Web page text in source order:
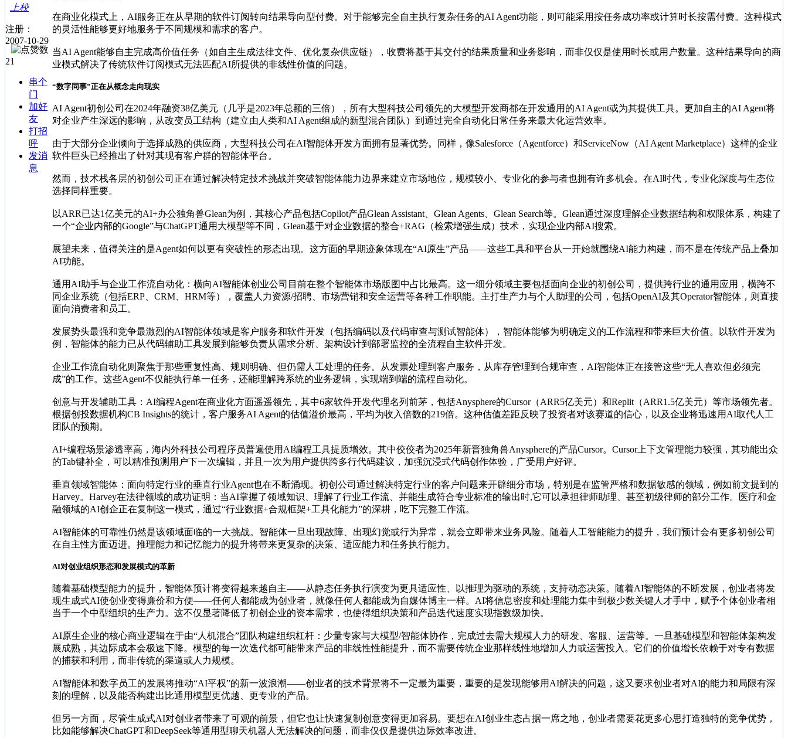
上校
注册：
2007-10-29
21
串个
门
加好
友
打招
呼
发消
息
在商业化模式上，AI服务正在从早期的软件订阅转向结果导向型付费。对于能够完全自主执行复杂任务的AI Agent功能，则可能采用按任务成功率或计算时长按需付费。这种模式
的灵活性能够更好地服务于不同规模和需求的客户。
当AI Agent能够自主完成高价值任务（如自主生成法律文件、优化复杂供应链），收费将基于其交付的结果质量和业务影响，而非仅仅是使用时长或用户数量。这种结果导向的商
业模式解决了传统软件订阅模式无法匹配AI所提供的非线性价值的问题。
“数字同事”正在从概念走向现实
AI Agent初创公司在2024年融资38亿美元（几乎是2023年总额的三倍），所有大型科技公司领先的大模型开发商都在开发通用的AI Agent或为其提供工具。更加自主的AI Agent将
对企业产生深远的影响，从改变员工结构（建立由人类和AI Agent组成的新型混合团队）到通过完全自动化日常任务来最大化运营效率。
由于大部分企业倾向于选择成熟的供应商，大型科技公司在AI智能体开发方面拥有显著优势。同样，像Salesforce（Agentforce）和ServiceNow（AI Agent Marketplace）这样的企业
软件巨头已经推出了针对其现有客户群的智能体平台。
然而，技术栈各层的初创公司正在通过解决特定技术挑战并突破智能体能力边界来建立市场地位，规模较小、专业化的参与者也拥有许多机会。在AI时代，专业化深度与生态位
选择同样重要。
以ARR已达1亿美元的AI+办公独角兽Glean为例，其核心产品包括Copilot产品Glean Assistant、Glean Agents、Glean Search等。Glean通过深度理解企业数据结构和权限体系，构建了
一个“企业内部的Google”与ChatGPT通用大模型等不同，Glean基于对企业数据的整合+RAG（检索增强生成）技术，实现企业内部AI搜索。
展望未来，值得关注的是Agent如何以更有突破性的形态出现。这方面的早期迹象体现在“AI原生”产品——这些工具和平台从一开始就围绕AI能力构建，而不是在传统产品上叠加
AI功能。
通用AI助手与企业工作流自动化：横向AI智能体创业公司目前在整个智能体市场版图中占比最高。这一细分领域主要包括面向企业的初创公司，提供跨行业的通用应用，横跨不
同企业系统（包括ERP、CRM、HRM等），覆盖人力资源/招聘、市场营销和安全运营等各种工作职能。主打生产力与个人助理的公司，包括OpenAI及其Operator智能体，则直接
面向消费者和员工。
发展势头最强和竞争最激烈的AI智能体领域是客户服务和软件开发（包括编码以及代码审查与测试智能体），智能体能够为明确定义的工作流程和带来巨大价值。以软件开发为
例，智能体的能力已从代码辅助工具发展到能够负责从需求分析、架构设计到部署监控的全流程自主软件开发。
企业工作流自动化则聚焦于那些重复性高、规则明确、但仍需人工处理的任务。从发票处理到客户服务，从库存管理到合规审查，AI智能体正在接管这些“无人喜欢但必须完
成”的工作。这些Agent不仅能执行单一任务，还能理解跨系统的业务逻辑，实现端到端的流程自动化。
创意与开发辅助工具：AI编程Agent在商业化方面遥遥领先，其中6家软件开发代理名列前茅，包括Anysphere的Cursor（ARR5亿美元）和Replit（ARR1.5亿美元）等市场领先者。
根据创投数据机构CB Insights的统计，客户服务AI Agent的估值溢价最高，平均为收入倍数的219倍。这种估值差距反映了投资者对该赛道的信心，以及企业将迅速用AI取代人工
团队的预期。
AI+编程场景渗透率高，海内外科技公司程序员普遍使用AI编程工具提质增效。其中佼佼者为2025年新晋独角兽Anysphere的产品Cursor。Cursor上下文管理能力较强，其功能出众
的Tab键补全，可以精准预测用户下一次编辑，并且一次为用户提供跨多行代码建议，加强沉浸式代码创作体验，广受用户好评。
垂直领域智能体：面向特定行业的垂直行业Agent也在不断涌现。初创公司通过解决特定行业的客户问题来开辟细分市场，特别是在监管严格和数据敏感的领域，例如前文提到的
Harvey。Harvey在法律领域的成功证明：当AI掌握了领域知识、理解了行业工作流、并能生成符合专业标准的输出时,它可以承担律师助理、甚至初级律师的部分工作。医疗和金
融领域的AI创企正在复制这一模式，通过“行业数据+合规框架+工具化能力”的深耕，吃下完整工作流。
AI智能体的可靠性仍然是该领域面临的一大挑战。智能体一旦出现故障、出现幻觉或行为异常，就会立即带来业务风险。随着人工智能能力的提升，我们预计会有更多初创公司
在自主性方面迈进。推理能力和记忆能力的提升将带来更复杂的决策、适应能力和任务执行能力。
AI对创业组织形态和发展模式的革新
随着基础模型能力的提升，智能体预计将变得越来越自主——从静态任务执行演变为更具适应性、以推理为驱动的系统，支持动态决策。随着AI智能体的不断发展，创业者将发
现生成式AI使创业变得廉价和方便——任何人都能成为创业者，就像任何人都能成为自媒体博主一样。AI将信息密度和处理能力集中到极少数关键人才手中，赋予个体创业者相
当于一个中型组织的生产力。这不仅显著降低了初创企业的资本需求，也使得组织决策和产品迭代速度实现指数级加快。
AI原生企业的核心商业逻辑在于由“人机混合”团队构建组织杠杆：少量专家与大模型/智能体协作，完成过去需大规模人力的研发、客服、运营等。一旦基础模型和智能体架构发
展成熟，其边际成本会极速下降。模型的每一次迭代都可能带来产品的非线性性能提升，而不需要传统企业那样线性地增加人力或运营投入。它们的价值增长依赖于对专有数据
的捕获和利用，而非传统的渠道或人力规模。
AI智能体和数字员工的发展将推动“AI平权”的新一波浪潮——创业者的技术背景将不一定最为重要，重要的是发现能够用AI解决的问题，这又要求创业者对AI的能力和局限有深
刻的理解，以及能否构建出比通用模型更优越、更专业的产品。
但另一方面，尽管生成式AI对创业者带来了可观的前景，但它也让快速复制创意变得更加容易。要想在AI创业生态占据一席之地，创业者需要花更多心思打造独特的竞争优势，
比如能够解决ChatGPT和DeepSeek等通用型聊天机器人无法解决的问题，而非仅仅是提供边际效率改进。